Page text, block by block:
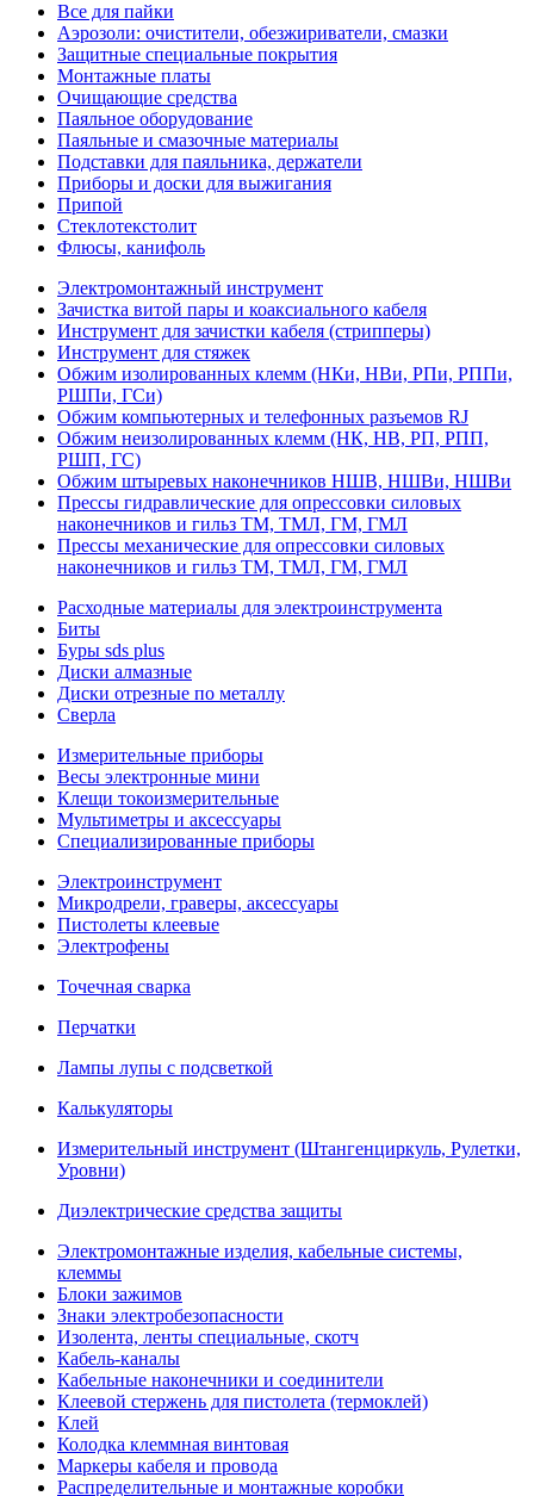
Все для пайки
Аэрозоли: очистители, обезжириватели, смазки
Защитные специальные покрытия
Монтажные платы
Очищающие средства
Паяльное оборудование
Паяльные и смазочные материалы
Подставки для паяльника, держатели
Приборы и доски для выжигания
Припой
Стеклотекстолит
Флюсы, канифоль
Электромонтажный инструмент
Зачистка витой пары и коаксиального кабеля
Инструмент для зачистки кабеля (стрипперы)
Инструмент для стяжек
Обжим изолированных клемм (НКи, НВи, РПи, РППи,
РШПи, ГСи)
Обжим компьютерных и телефонных разъемов RJ
Обжим неизолированных клемм (НК, НВ, РП, РПП,
РШП, ГС)
Обжим штыревых наконечников НШВ, НШВи, НШВи
Прессы гидравлические для опрессовки силовых
наконечников и гильз ТМ, ТМЛ, ГМ, ГМЛ
Прессы механические для опрессовки силовых
наконечников и гильз ТМ, ТМЛ, ГМ, ГМЛ
Расходные материалы для электроинструмента
Биты
Буры sds plus
Диски алмазные
Диски отрезные по металлу
Сверла
Измерительные приборы
Весы электронные мини
Клещи токоизмерительные
Мультиметры и аксессуары
Специализированные приборы
Электроинструмент
Микродрели, граверы, аксессуары
Пистолеты клеевые
Электрофены
Точечная сварка
Перчатки
Лампы лупы с подсветкой
Калькуляторы
Измерительный инструмент (Штангенциркуль, Рулетки,
Уровни)
Диэлектрические средства защиты
Электромонтажные изделия, кабельные системы,
клеммы
Блоки зажимов
Знаки электробезопасности
Изолента, ленты специальные, скотч
Кабель-каналы
Кабельные наконечники и соединители
Клеевой стержень для пистолета (термоклей)
Клей
Колодка клеммная винтовая
Маркеры кабеля и провода
Распределительные и монтажные коробки